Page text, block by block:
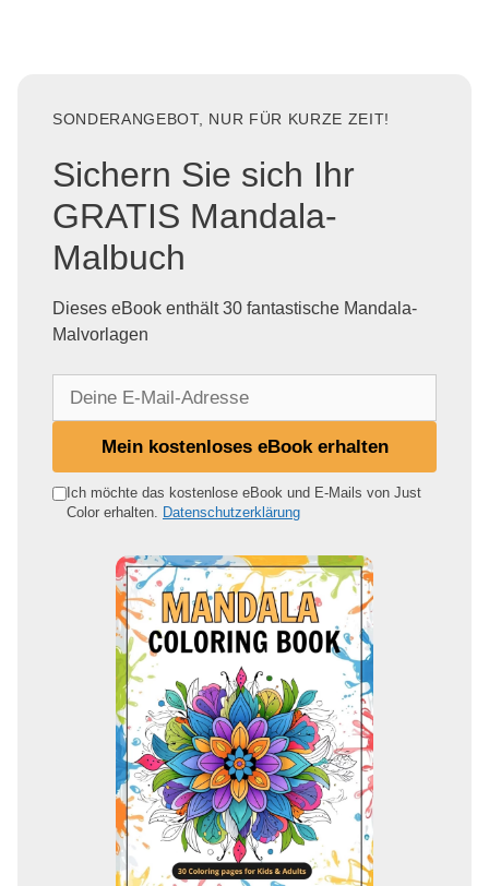
SONDERANGEBOT, NUR FÜR KURZE ZEIT!
Sichern Sie sich Ihr
GRATIS Mandala-
Malbuch
Dieses eBook enthält 30 fantastische Mandala-
Malvorlagen
e
Mein kostenloses eBook erhalten
Ich möchte das kostenlose eBook und E-Mails von Just
Color erhalten. Datenschutzerklärung